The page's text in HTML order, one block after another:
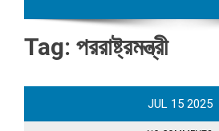
Tag: পররাষ্ট্রমন্ত্রী
JUL 15 2025